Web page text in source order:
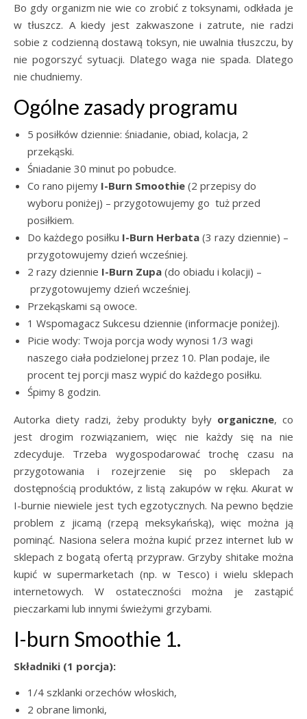
Bo gdy organizm nie wie co zrobić z toksynami, odkłada je
w tłuszcz. A kiedy jest zakwaszone i zatrute, nie radzi
sobie z codzienną dostawą toksyn, nie uwalnia tłuszczu, by
nie pogorszyć sytuacji. Dlatego waga nie spada. Dlatego
nie chudniemy.
Ogólne zasady programu
5 posiłków dziennie: śniadanie, obiad, kolacja, 2
przekąski.
Śniadanie 30 minut po pobudce.
Co rano pijemy I-Burn Smoothie (2 przepisy do
wyboru poniżej) – przygotowujemy go tuż przed
posiłkiem.
Do każdego posiłku I-Burn Herbata (3 razy dziennie) –
przygotowujemy dzień wcześniej.
2 razy dziennie I-Burn Zupa (do obiadu i kolacji) –
przygotowujemy dzień wcześniej.
Przekąskami są owoce.
1 Wspomagacz Sukcesu dziennie (informacje poniżej).
Picie wody: Twoja porcja wody wynosi 1/3 wagi
naszego ciała podzielonej przez 10. Plan podaje, ile
procent tej porcji masz wypić do każdego posiłku.
Śpimy 8 godzin.
Autorka diety radzi, żeby produkty były organiczne, co
jest drogim rozwiązaniem, więc nie każdy się na nie
zdecyduje. Trzeba wygospodarować trochę czasu na
przygotowania i rozejrzenie się po sklepach za
dostępnością produktów, z listą zakupów w ręku. Akurat w
I-burnie niewiele jest tych egzotycznych. Na pewno będzie
problem z jicamą (rzepą meksykańską), więc można ją
pominąć. Nasiona selera można kupić przez internet lub w
sklepach z bogatą ofertą przypraw. Grzyby shitake można
kupić w supermarketach (np. w Tesco) i wielu sklepach
internetowych. W ostateczności można je zastąpić
pieczarkami lub innymi świeżymi grzybami.
I-burn Smoothie 1.
Składniki (1 porcja):
1/4 szklanki orzechów włoskich,
2 obrane limonki,